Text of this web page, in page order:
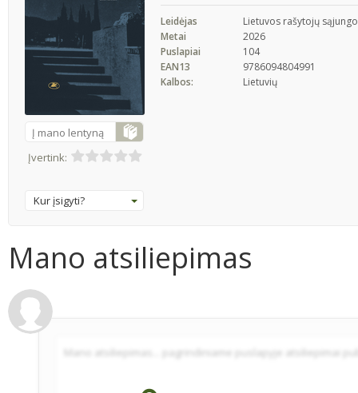
Į mano lentyną
Įvertink:
Kur įsigyti?
Leidėjas
Lietuvos rašytojų
Metai
2026
Puslapiai
104
EAN13
9786094804991
Kalbos:
Lietuvių
Mano atsiliepimas